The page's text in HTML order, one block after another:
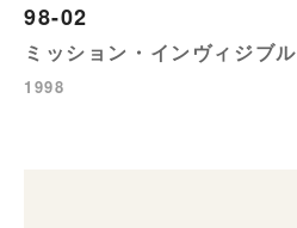
98-02
ミッション・インヴィジブル
1998